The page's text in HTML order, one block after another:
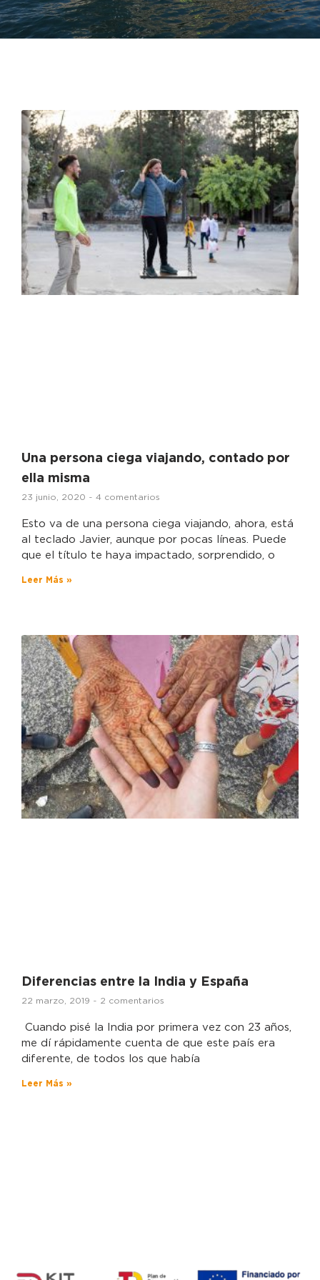
Una persona ciega viajando, contado por
ella misma
23 junio, 2020 4 comentarios
Esto va de una persona ciega viajando, ahora, está
al teclado Javier, aunque por pocas líneas. Puede
que el título te haya impactado, sorprendido, o
Leer Más »
Diferencias entre la India y España
22 marzo, 2019 2 comentarios
Cuando pisé la India por primera vez con 23 años,
me dí rápidamente cuenta de que este país era
diferente, de todos los que había
Leer Más »